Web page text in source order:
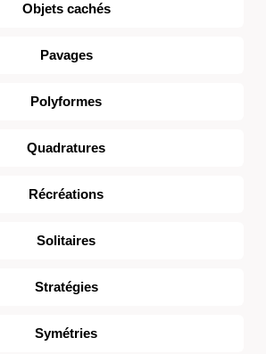
Objets cachés
Pavages
Polyformes
Quadratures
Récréations
Solitaires
Stratégies
Symétries